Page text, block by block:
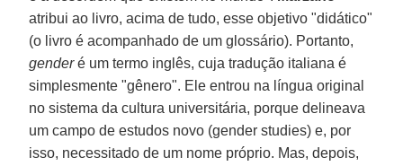
atribui ao livro, acima de tudo, esse objetivo "didático"
(o livro é acompanhado de um glossário). Portanto,
genderé um termo inglês, cuja tradução italiana é
simplesmente "gênero". Ele entrou na língua original
no sistema da cultura universitária, porque delineava
um campo de estudos novo (gender studies) e, por
isso, necessitado de um nome próprio. Mas, depois,